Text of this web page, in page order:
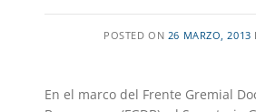
POSTED ON 26 MARZO, 2013
En el marco del Frente Gremial